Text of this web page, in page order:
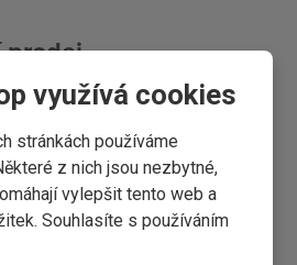
využívá cookies
stránkách používáme
z nich jsou nezbytné,
vylepšit tento web a
Souhlasíte s používáním